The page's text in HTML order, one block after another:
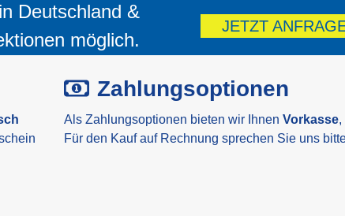
Deutschland &
möglich.
JETZT
Zahlungsoptionen
Als Zahlungsoptionen bieten wir Ihnen Vorkasse,
Für den Kauf auf Rechnung sprechen Sie uns